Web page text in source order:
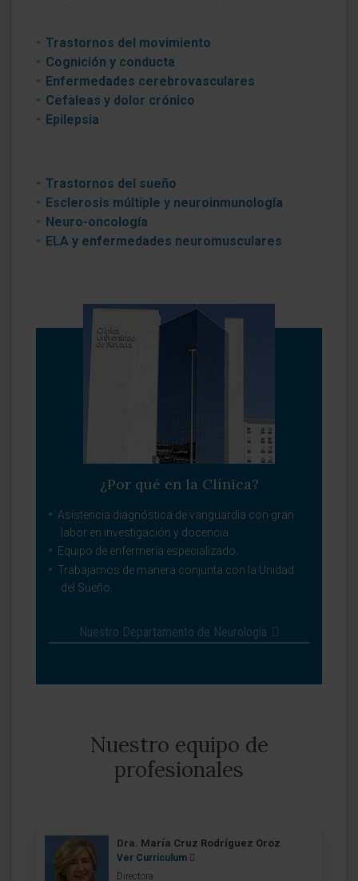
Trastornos del movimiento
Cognición y conducta
Enfermedades cerebrovasculares
Cefaleas y dolor crónico
Epilepsia
Trastornos del sueño
Esclerosis múltiple y neuroinmunología
Neuro-oncología
ELA y enfermedades neuromusculares
¿Por qué en la Clínica?
Asistencia diagnóstica de vanguardia con gran
labor en investigación y docencia.
Equipo de enfermería especializado.
Trabajamos de manera conjunta con la Unidad
del Sueño.
Nuestro Departamento de Neurología
Nuestro equipo de
profesionales
Dra. María Cruz Rodríguez Oroz
Ver Curriculum
Directora